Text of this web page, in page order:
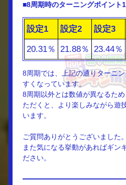
■8周期時のターニングポイント
設定1 設定2 設定3
20.31％ 21.88％ 23.44％
8周期では、上記の通りターニ
すくなっています。
8周期以外とは数値が異なるた
ただくと、より楽しみながら遊
います。
ご質問ありがとうございました。
また気になる挙動があればギン
ださい。